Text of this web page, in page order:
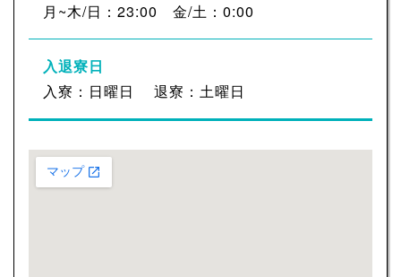
月~木/日：23:00 金/土：0:00
入退寮日
入寮：日曜日 退寮：土曜日